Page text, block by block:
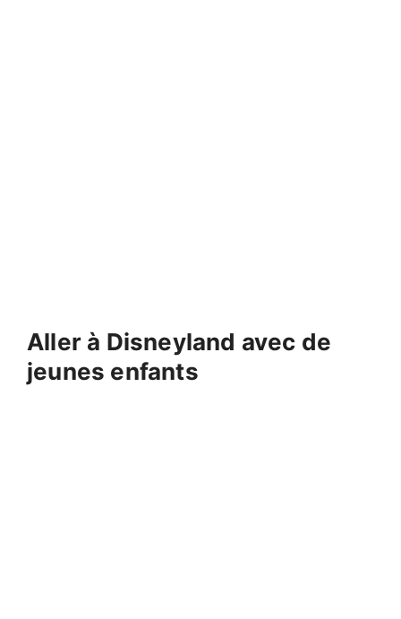
Aller à Disneyland avec de
jeunes enfants